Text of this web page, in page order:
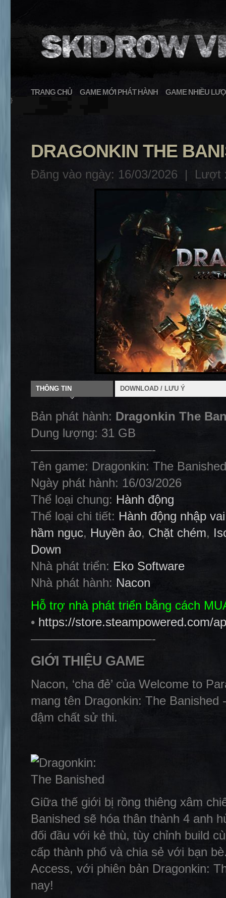
TRANG CHỦ GAME MỚI PHÁT HÀNH GAME NHIỀU
}
DRAGONKIN THE
Đăng vào ngày: 16/03/2026 | Lượt
THÔNG TIN DOWNLOAD / LƯU Ý
Bản phát hành: Dragonkin The
Dung lượng: 31 GB
——————————-
Tên game: Dragonkin: The Banished
Ngày phát hành: 16/03/2026
Thể loại chung: Hành động
Thể loại chi tiết: Hành động nhập vai
hầm ngục, Huyền ảo, Chặt chém,
Down
Nhà phát triển: Eko Software
Nhà phát hành: Nacon
Hỗ trợ nhà phát triển bằng cách
• https://store.steampowered.com/
——————————-
GIỚI THIỆU GAME
Nacon, ‘cha đẻ’ của Welcome to
mang tên Dragonkin: The
đậm chất sử thi.
Giữa thế giới bị rồng thiêng xâm
Banished sẽ hóa thân thành 4 anh
đối đầu với kẻ thù, tùy chỉnh build
cấp thành phố và chia sẻ với bạn
Access, với phiên bản Dragonkin:
nay!